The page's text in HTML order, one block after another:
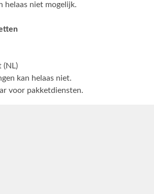
helaas niet mogelijk.
(NL)
kan helaas niet.
voor pakketdiensten.